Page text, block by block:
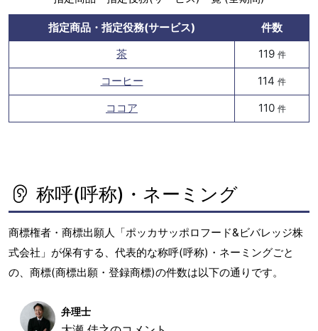
指定商品・指定役務(サービス)
件数
茶
119 件
コーヒー 114 件
ココア 110 件
称呼(呼称)・ネーミング
商標権者・商標出願人「ポッカサッポロフード&ビバレッジ株
式会社」が保有する、代表的な称呼(呼称)・ネーミングごと
の、商標(商標出願・登録商標)の件数は以下の通りです。
弁理士